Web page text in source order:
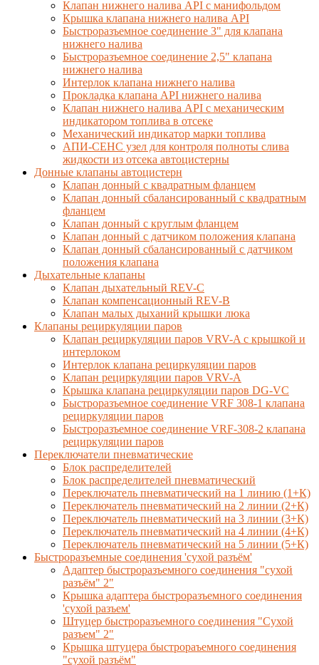
Клапан нижнего налива API с манифольдом
Крышка клапана нижнего налива API
Быстроразъемное соединение 3" для клапана
нижнего налива
Быстроразъемное соединение 2,5" клапана
нижнего налива
Интерлок клапана нижнего налива
Прокладка клапана API нижнего налива
Клапан нижнего налива API с механическим
индикатором топлива в отсеке
Механический индикатор марки топлива
АПИ-СЕНС узел для контроля полноты слива
жидкости из отсека автоцистерны
Донные клапаны автоцистерн
Клапан донный с квадратным фланцем
Клапан донный сбалансированный с квадратным
фланцем
Клапан донный с круглым фланцем
Клапан донный с датчиком положения клапана
Клапан донный сбалансированный с датчиком
положения клапана
Дыхательные клапаны
Клапан дыхательный REV-C
Клапан компенсационный REV-B
Клапан малых дыханий крышки люка
Клапаны рециркуляции паров
Клапан рециркуляции паров VRV-A с крышкой и
интерлоком
Интерлок клапана рециркуляции паров
Клапан рециркуляции паров VRV-A
Крышка клапана рециркуляции паров DG-VC
Быстроразъемное соединение VRF 308-1 клапана
рециркуляции паров
Быстроразъемное соединение VRF-308-2 клапана
рециркуляции паров
Переключатели пневматические
Блок распределителей
Блок распределителей пневматический
Переключатель пневматический на 1 линию (1+К)
Переключатель пневматический на 2 линии (2+К)
Переключатель пневматический на 3 линии (3+К)
Переключатель пневматический на 4 линии (4+К)
Переключатель пневматический на 5 линии (5+К)
Быстроразъемные соединения 'сухой разъём'
Адаптер быстроразъемного соединения "сухой
разъём" 2"
Крышка адаптера быстроразъемного соединения
'сухой разъем'
Штуцер быстроразъемного соединения "Сухой
разъем" 2"
Крышка штуцера быстрораъемного соединения
"сухой разъём"